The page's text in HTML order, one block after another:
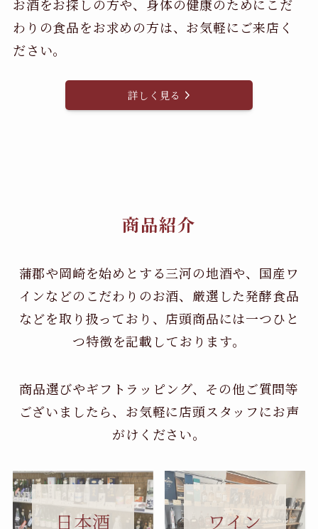
お酒をお探しの方や、身体の健康のためにこだ
わりの食品をお求めの方は、お気軽にご来店く
ださい。
詳しく見る
商品紹介
蒲郡や岡崎を始めとする三河の地酒や、国産ワ
インなどのこだわりのお酒、 厳選した発酵食品
などを取り扱っており、店頭商品には一つひと
つ特徴を記載しております。
商品選びやギフトラッピング、その他ご質問等
ございましたら、お気軽に店頭スタッフにお声
がけください。
日本酒 ワイン